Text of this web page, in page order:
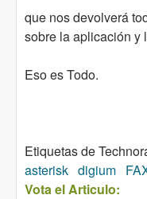
que nos devolverá
sobre la aplicación y
Eso es Todo.
Etiquetas de
asterisk digium
Vota el Articulo: